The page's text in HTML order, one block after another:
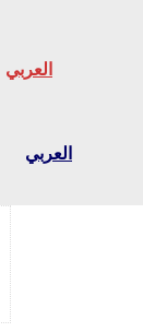
العربي
العربي